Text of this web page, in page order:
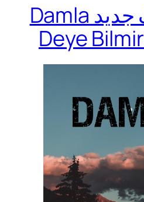
دانلود آهنگ جدید Damla